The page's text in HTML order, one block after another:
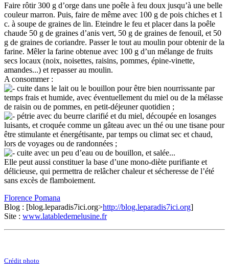
Faire rôtir 300 g d’orge dans une poêle à feu doux jusqu’à une belle
couleur marron. Puis, faire de même avec 100 g de pois chiches et 1
c. à soupe de graines de lin. Eteindre le feu et placer dans la poêle
chaude 50 g de graines d’anis vert, 50 g de graines de fenouil, et 50
g de graines de coriandre. Passer le tout au moulin pour obtenir de la
farine. Mêler la farine obtenue avec 100 g d’un mélange de fruits
secs locaux (noix, noisettes, raisins, pommes, épine-vinette,
amandes...) et repasser au moulin.
A consommer :
cuite dans le lait ou le bouillon pour être bien nourrissante par
temps frais et humide, avec éventuellement du miel ou de la mélasse
de raisin ou de pommes, en petit-déjeuner quotidien ;
pétrie avec du beurre clarifié et du miel, découpée en losanges
luisants, et croquée comme un gâteau avec un thé ou une tisane pour
être stimulante et énergétisante, par temps ou climat sec et chaud,
lors de voyages ou de randonnées ;
cuite avec un peu d’eau ou de bouillon, et salée...
Elle peut aussi constituer la base d’une mono-diète purifiante et
délicieuse, qui permettra de relâcher chaleur et sécheresse de l’été
sans excès de flamboiement.
Florence Pomana
Blog : [blog.leparadis7ici.org>http://blog.leparadis7ici.org]
Site : www.latabledemelusine.fr
Crédit photo